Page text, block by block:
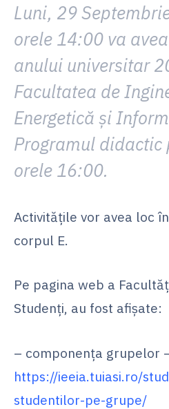
Luni, 29
orele 14:00 va
anului universitar
Facultatea de
Energetică și
Programul didactic
orele 16:00.
Activitățile vor avea loc
corpul E.
Pe pagina web a
Studenți, au fost afișate:
– componența grupelor
https://ieeia.tuiasi.ro/
studentilor-pe-grupe/